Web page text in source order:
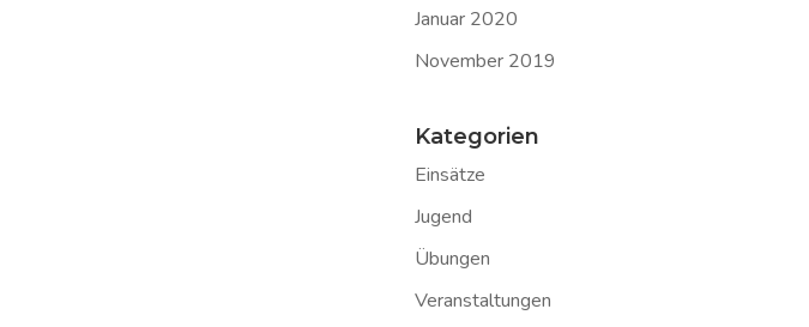
Januar 2020
November 2019
Kategorien
Einsätze
Jugend
Übungen
Veranstaltungen